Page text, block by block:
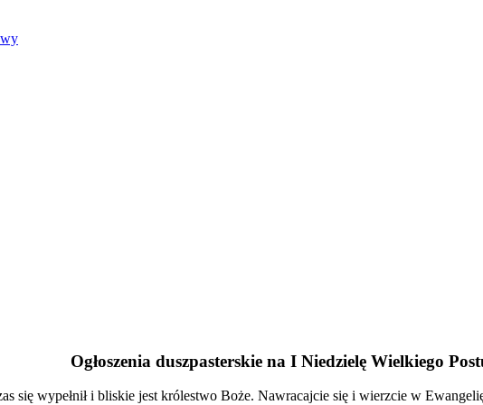
Ogłoszenia duszpasterskie na I Niedzielę Wielkiego
się wypełnił i bliskie jest królestwo Boże. Nawracajcie się i wierzcie w